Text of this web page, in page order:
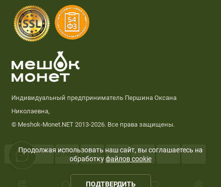
0
Индивидуальный предприниматель Першина Оксана
Николаевна,
© Meshok-Monet.NET 2013-2026. Все права защищены.
Продолжая использовать наш сайт, вы соглашаетесь на
обработкуфайлов cookie
ПОДТВЕРДИТЬ